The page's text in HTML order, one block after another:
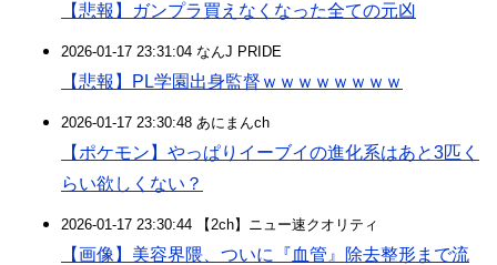
【悲報】ガンプラ買えなくなった全ての元凶
2026-01-17 23:31:04 なんJ PRIDE
【悲報】PL学園出身監督ｗｗｗｗｗｗｗｗ
2026-01-17 23:30:48 あにまんch
【ポケモン】やっぱりイーブイの進化系はあと3匹く
らい欲しくない？
2026-01-17 23:30:44 【2ch】ニュー速クオリティ
【画像】美容界隈、ついに『血管』除去整形まで流